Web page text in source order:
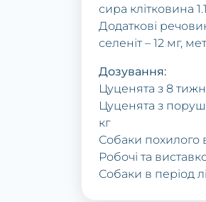
сира клітковина
Додаткові
селеніт – 12 мг,
Дозування:
Цуценята з 8
Цуценята з
кг
Собаки похилого
Робочі та
Собаки в період